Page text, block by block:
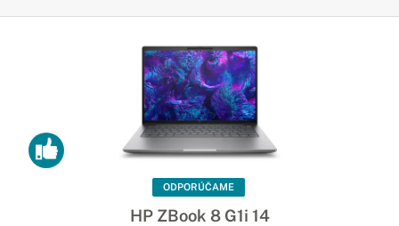
ODPORÚČAME
HP ZBook 8 G1i 14